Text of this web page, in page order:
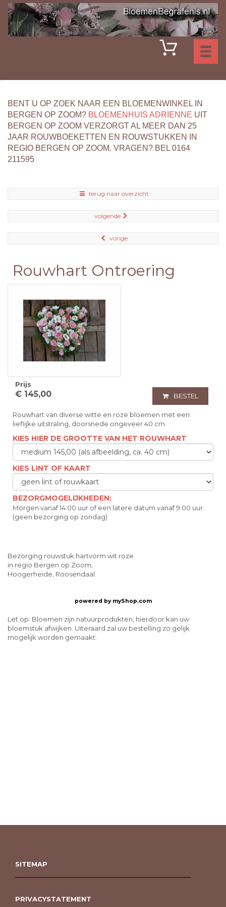
BENT U OP ZOEK NAAR EEN BLOEMENWINKEL IN
BERGEN OP ZOOM? BLOEMENHUIS ADRIENNE UIT
BERGEN OP ZOOM VERZORGT AL MEER DAN 25
JAAR ROUWBOEKETTEN EN ROUWSTUKKEN IN
REGIO BERGEN OP ZOOM. VRAGEN? BEL 0164
211595
terug naar overzicht
volgende
vorige
Rouwhart Ontroering
Prijs
€ 145,00 BESTEL
Rouwhart van diverse witte en roze bloemen met een
lieflijke uitstraling, doorsnede ongeveer 40 cm.
KIES HIER DE GROOTTE VAN HET ROUWHART
KIES LINT OF KAART
BEZORGMOGELIJKHEDEN:
Morgen vanaf 14.00 uur of een latere datum vanaf 9.00 uur.
(geen bezorging op zondag)
Bezorging rouwstuk hartvorm wit roze
in regio Bergen op Zoom,
Hoogerheide, Roosendaal.
powered by myShop.com
Let op: Bloemen zijn natuurprodukten, hierdoor kan uw
bloemstuk afwijken. Uiteraard zal uw bestelling zo gelijk
mogelijk worden gemaakt.
SITEMAP
PRIVACYSTATEMENT